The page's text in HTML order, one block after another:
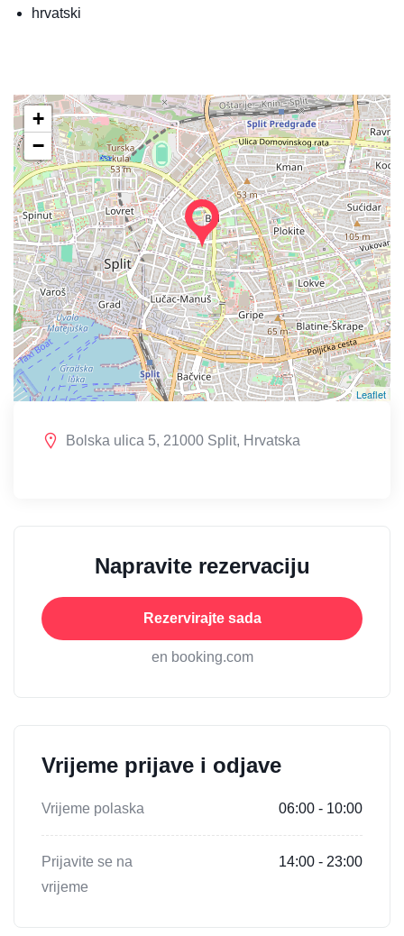
hrvatski
+
−
Leaflet
Bolska ulica 5, 21000 Split, Hrvatska
Napravite rezervaciju
Rezervirajte sada
en booking.com
Vrijeme prijave i odjave
Vrijeme polaska 06:00 - 10:00
Prijavite se na
vrijeme
14:00 - 23:00